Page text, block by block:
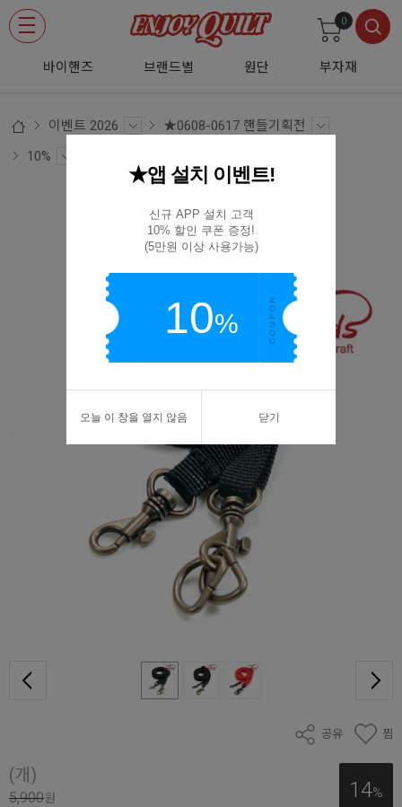
바이핸즈 브랜드별 원단 부자재
0
이벤트 2026
★0608-0617 핸들기획전
10%
[바이핸즈] 웨빙숄더핸들 44-1411
44-1411
공유 찜
(개)
14%
5,900원
★앱 설치 이벤트!
신규 APP 설치 고객
10% 할인 쿠폰 증정!
(5만원 이상 사용가능)
10%
오늘 이 창을 열지 않음 닫기